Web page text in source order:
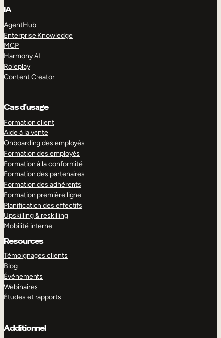
IA
AgentHub
Enterprise Knowledge
MCP
Harmony AI
Roleplay
Content Creator
Cas d’usage
Formation client
Aide à la vente
Onboarding des employés
Formation des employés
Formation à la conformité
Formation des partenaires
Formation des adhérents
Formation première ligne
Planification des effectifs
Upskilling & reskilling
Mobilité interne
Resources
Témoignages clients
Blog
Événements
Webinaires
Études et rapports
Additionnel